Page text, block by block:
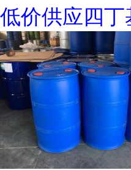
低价供应四